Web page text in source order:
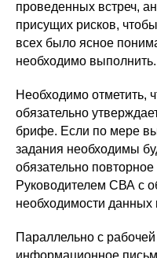
проведенных встреч,
присущих рисков,
всех было ясное
необходимо выполнить.
Необходимо отметить,
обязательно
брифе. Если по мере
задания необходимы
обязательно
Руководителем СВА с
необходимости данных
Параллельно с